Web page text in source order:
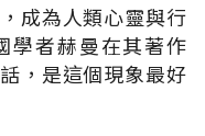
成為人類心靈與行
學者赫曼在其著作
，是這個現象最好